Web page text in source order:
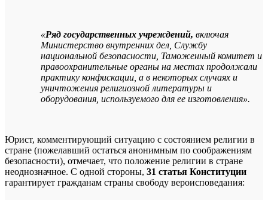
«Ряд государственных учреждений, включая
Министерство внутренних дел, Службу
национальной безопасности, Таможенный комитет и
правоохранительные органы на местах продолжали
практику конфискации, а в некоторых случаях и
уничтожения религиозной литературы и
оборудования, используемого для ее изготовления».
Юрист, комментирующий ситуацию с состоянием религии в
стране (пожелавший остаться анонимным по соображениям
безопасности), отмечает, что положение религии в стране
неоднозначное. С одной стороны, 31 статья Конституции
гарантирует гражданам страны свободу вероисповедания: